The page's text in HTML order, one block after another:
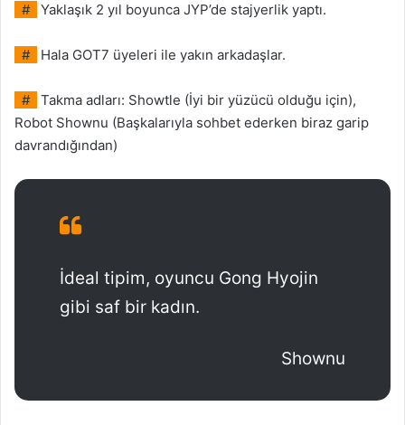
# Yaklaşık 2 yıl boyunca JYP’de stajyerlik yaptı.
# Hala GOT7 üyeleri ile yakın arkadaşlar.
#
Takma adları: Showtle (İyi bir yüzücü olduğu için),
Robot Shownu (Başkalarıyla sohbet ederken biraz garip
davrandığından)
İdeal tipim, oyuncu Gong Hyojin
gibi saf bir kadın.
Shownu